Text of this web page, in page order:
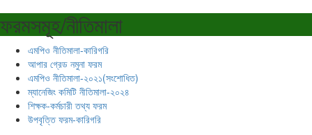
ফরমসমূহ/নীতিমালা
এমপিও নীতিমালা-কারিগরি
আপার গ্রেড নমুনা ফরম
এমপিও নীতিমালা-২০২১(সংশোধিত)
ম্যানেজিং কমিটি নীতিমালা-২০২৪
শিক্ষক-কর্মচারী তথ্য ফরম
উপবৃত্তি ফরম-কারিগরি